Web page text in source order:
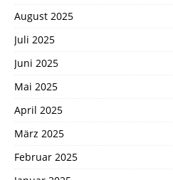
August 2025
Juli 2025
Juni 2025
Mai 2025
April 2025
März 2025
Februar 2025